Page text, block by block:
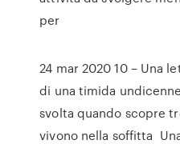
per
24 mar 2020 10 – Una
di una timida
svolta quando scopre
vivono nella soffitta